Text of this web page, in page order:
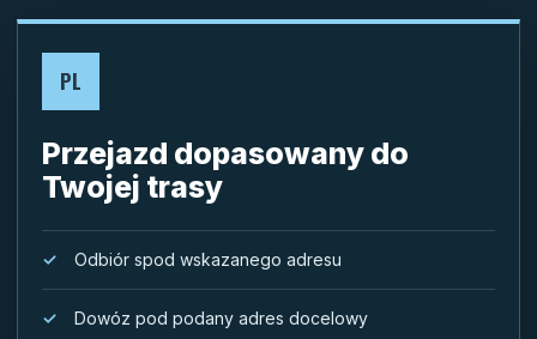
PL
Przejazd dopasowany do
Twojej trasy
Odbiór spod wskazanego adresu
Dowóz pod podany adres docelowy